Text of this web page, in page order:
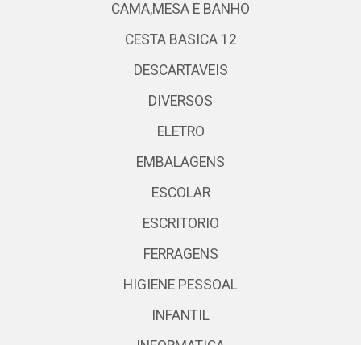
CAMA,MESA E BANHO
CESTA BASICA 12
DESCARTAVEIS
DIVERSOS
ELETRO
EMBALAGENS
ESCOLAR
ESCRITORIO
FERRAGENS
HIGIENE PESSOAL
INFANTIL